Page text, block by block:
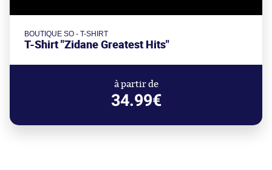
BOUTIQUE SO - T-SHIRT
T-Shirt "Zidane Greatest Hits"
à partir de
34.99€